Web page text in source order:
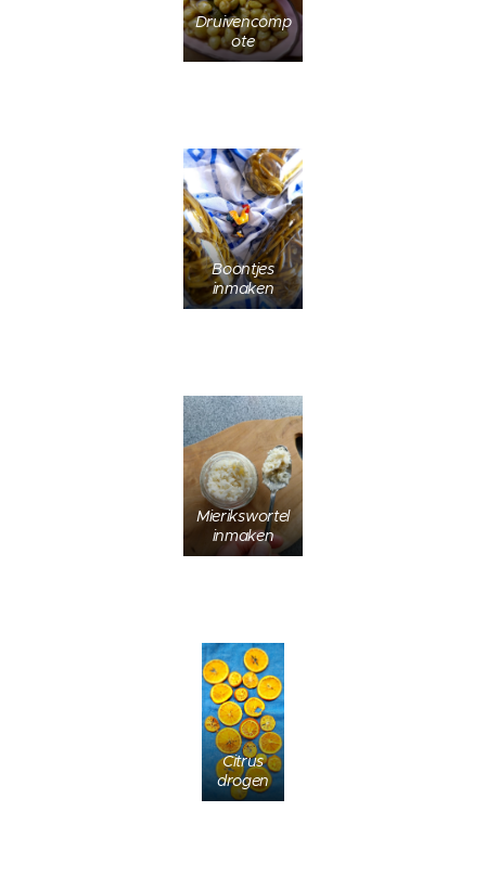
Druivencomp
ote
Boontjes
inmaken
Mierikswortel
inmaken
Citrus
drogen